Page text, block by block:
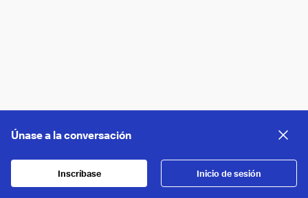
Únase a la conversación
Inscríbase Inicio de sesión